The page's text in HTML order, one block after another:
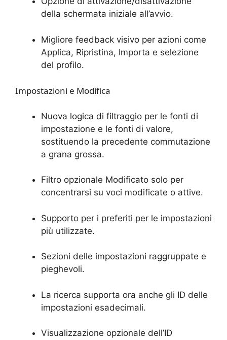
della schermata iniziale all’avvio.
Migliore feedback visivo per azioni come
Applica, Ripristina, Importa e selezione
del profilo.
Impostazioni e Modifica
Nuova logica di filtraggio per le fonti di
impostazione e le fonti di valore,
sostituendo la precedente commutazione
a grana grossa.
Filtro opzionale Modificato solo per
concentrarsi su voci modificate o attive.
Supporto per i preferiti per le impostazioni
più utilizzate.
Sezioni delle impostazioni raggruppate e
pieghevoli.
La ricerca supporta ora anche gli ID delle
impostazioni esadecimali.
Visualizzazione opzionale dell’ID